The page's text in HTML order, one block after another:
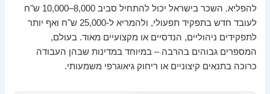
להפליא. השכר בישראל יכול להתחיל סביב 8,000–10,000 ש"ח
לעובד חדש בתפקיד תפעולי, ולהמריא ל-25,000 ש"ח ואף יותר
לתפקידים ניהוליים, הנדסיים או מקצועיים מאוד. בעולם,
המספרים גבוהים בהרבה – במיוחד במדינות שבהן העבודה
כרוכה בתנאים קיצוניים או ריחוק גיאוגרפי משמעותי.